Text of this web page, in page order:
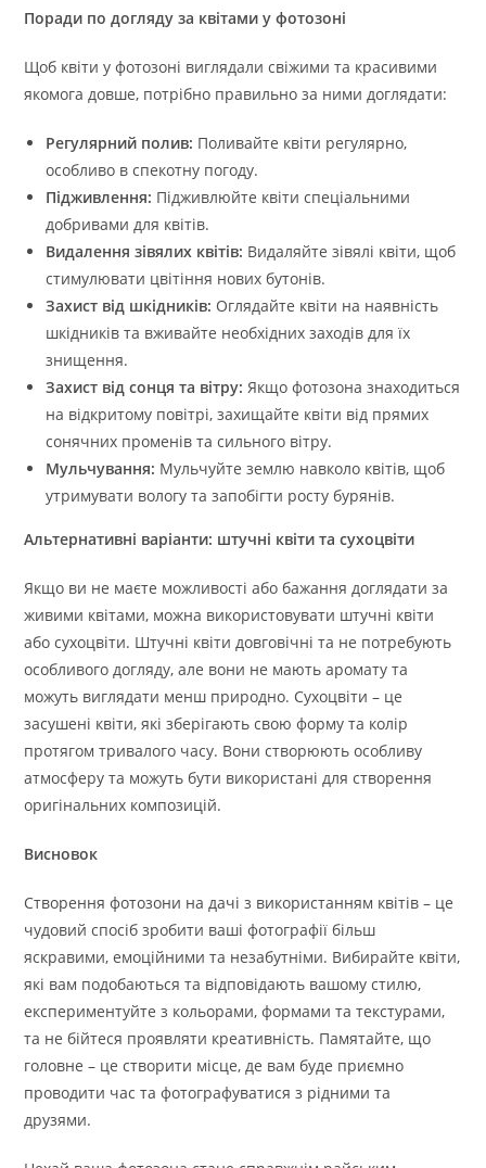
Поради по догляду за квітами у фотозоні
Щоб квіти у фотозоні виглядали свіжими та красивими
якомога довше, потрібно правильно за ними доглядати:
Регулярний полив: Поливайте квіти регулярно,
особливо в спекотну погоду.
Підживлення: Підживлюйте квіти спеціальними
добривами для квітів.
Видалення зівялих квітів: Видаляйте зівялі квіти, щоб
стимулювати цвітіння нових бутонів.
Захист від шкідників: Оглядайте квіти на наявність
шкідників та вживайте необхідних заходів для їх
знищення.
Захист від сонця та вітру: Якщо фотозона знаходиться
на відкритому повітрі, захищайте квіти від прямих
сонячних променів та сильного вітру.
Мульчування: Мульчуйте землю навколо квітів, щоб
утримувати вологу та запобігти росту бурянів.
Альтернативні варіанти: штучні квіти та сухоцвіти
Якщо ви не маєте можливості або бажання доглядати за
живими квітами, можна використовувати штучні квіти
або сухоцвіти. Штучні квіти довговічні та не потребують
особливого догляду, але вони не мають аромату та
можуть виглядати менш природно. Сухоцвіти – це
засушені квіти, які зберігають свою форму та колір
протягом тривалого часу. Вони створюють особливу
атмосферу та можуть бути використані для створення
оригінальних композицій.
Висновок
Створення фотозони на дачі з використанням квітів – це
чудовий спосіб зробити ваші фотографії більш
яскравими, емоційними та незабутніми. Вибирайте квіти,
які вам подобаються та відповідають вашому стилю,
експериментуйте з кольорами, формами та текстурами,
та не бійтеся проявляти креативність. Памятайте, що
головне – це створити місце, де вам буде приємно
проводити час та фотографуватися з рідними та
друзями.